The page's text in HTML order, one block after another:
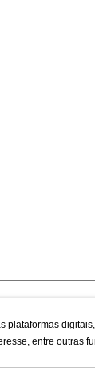
plataformas
entre outras